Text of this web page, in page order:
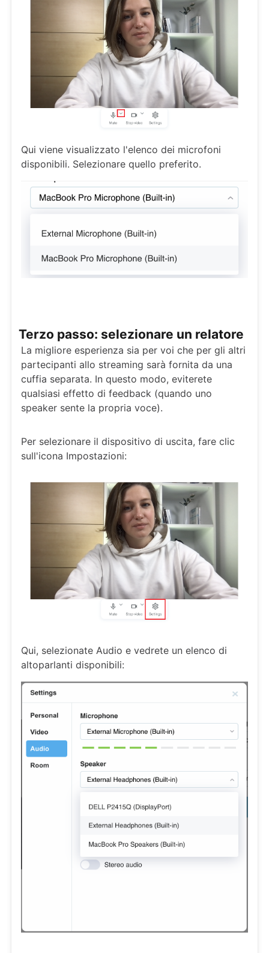
Qui viene visualizzato l'elenco dei microfoni
disponibili. Selezionare quello preferito.
Terzo passo: selezionare un relatore
La migliore esperienza sia per voi che per gli altri
partecipanti allo streaming sarà fornita da una
cuffia separata. In questo modo, eviterete
qualsiasi effetto di feedback (quando uno
speaker sente la propria voce).
Per selezionare il dispositivo di uscita, fare clic
sull'icona Impostazioni:
Qui, selezionate Audio e vedrete un elenco di
altoparlanti disponibili: